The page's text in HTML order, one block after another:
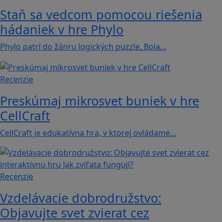
Staň sa vedcom pomocou riešenia
hádaniek v hre Phylo
Phylo patrí do žánru logických puzzle. Bola…
Recenzie
Preskúmaj mikrosvet buniek v hre
CellCraft
CellCraft je edukatívna hra, v ktorej ovládame…
Recenzie
Vzdelávacie dobrodružstvo:
Objavujte svet zvierat cez